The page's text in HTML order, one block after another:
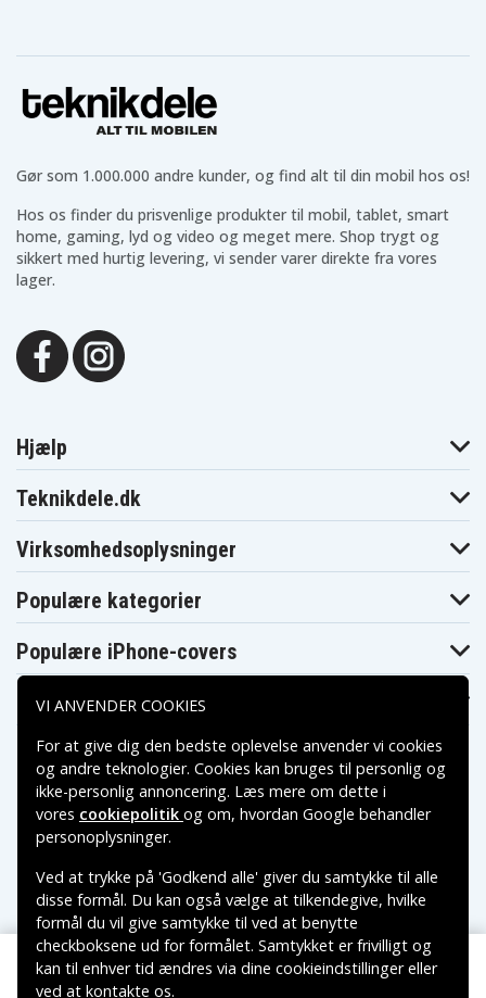
Gør som 1.000.000 andre kunder, og find alt til din mobil hos os!
Hos os finder du prisvenlige produkter til mobil, tablet, smart
home, gaming, lyd og video og meget mere. Shop trygt og
sikkert med hurtig levering, vi sender varer direkte fra vores
lager.
Hjælp
Teknikdele.dk
Virksomhedsoplysninger
Populære kategorier
Populære iPhone-covers
Populære Samsung-covers
Betalingsmuligheder
Leveringsmuligheder
VI ANVENDER COOKIES
For at give dig den bedste oplevelse anvender vi cookies
og andre teknologier. Cookies kan bruges til personlig og
ikke-personlig annoncering. Læs mere om dette i
vores cookiepolitik og om, hvordan Google behandler
personoplysninger.
Ved at trykke på 'Godkend alle' giver du samtykke til alle
disse formål. Du kan også vælge at tilkendegive, hvilke
formål du vil give samtykke til ved at benytte
checkboksene ud for formålet. Samtykket er frivilligt og
kan til enhver tid ændres via dine cookieindstillinger eller
ved at kontakte os.